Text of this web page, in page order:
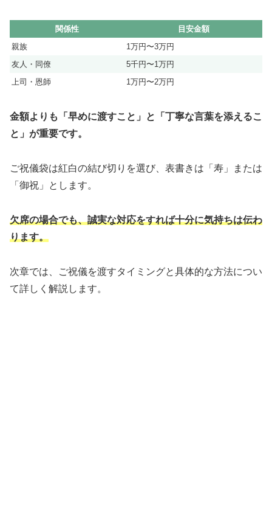
関係性
目安金額
親族
1万円〜3万円
友人・同僚
5千円〜1万円
上司・恩師
1万円〜2万円
金額よりも「早めに渡すこと」と「丁寧な言葉を添えるこ
と」が重要です。
ご祝儀袋は紅白の結び切りを選び、表書きは「寿」または
「御祝」とします。
欠席の場合でも、誠実な対応をすれば十分に気持ちは伝わ
ります。
次章では、ご祝儀を渡すタイミングと具体的な方法につい
て詳しく解説します。